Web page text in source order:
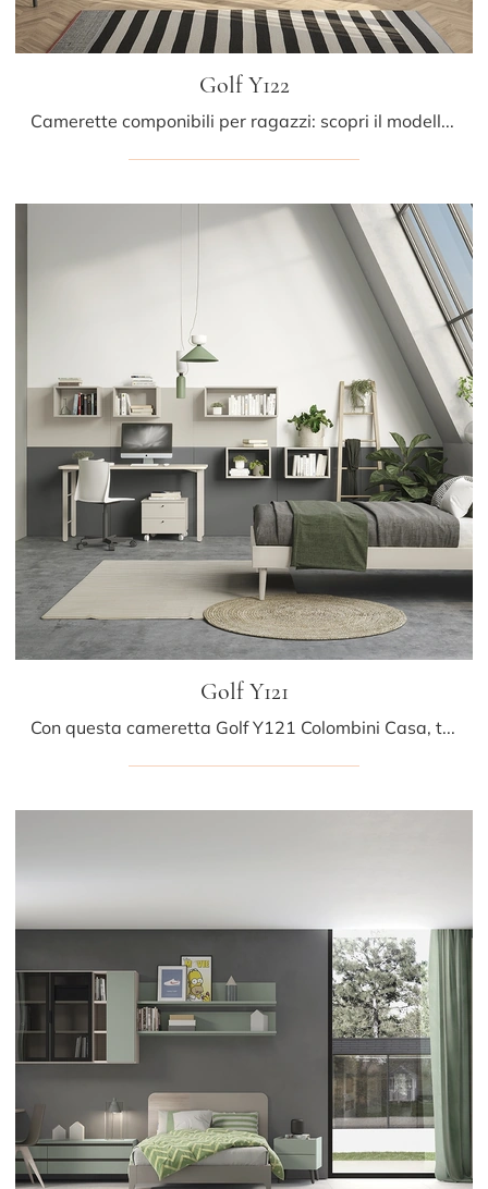
Golf Y122
Camerette componibili per ragazzi: scopri il modello in melaminico Golf Y122 di Colombini Casa per stanzette moderne.
Golf Y121
Con questa cameretta Golf Y121 Colombini Casa, tra le soluzioni componibili, potrai ammobiliare stanze moderne per ragazzi.